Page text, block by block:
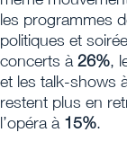
les programmes
politiques et
concerts à 26%,
et les talk-shows
restent plus en
l’opéra à 15%.